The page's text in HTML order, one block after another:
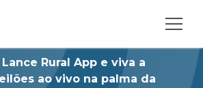
Rural App e viva a
ao vivo na palma da